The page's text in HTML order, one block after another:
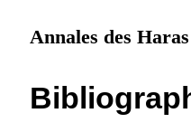
Annales des